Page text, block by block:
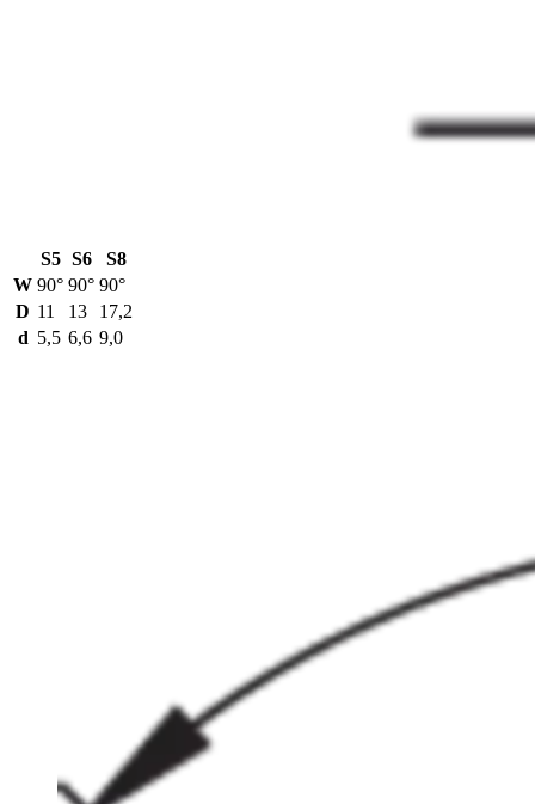
S5 S6
S8
W 90° 90° 90°
D 11 13
17,2
d 5,5 6,6 9,0